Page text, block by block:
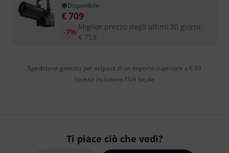
Disponibile
€709
Miglior prezzo degli ultimi 30 giorni:
€ 759
-7%
Spedizione gratuita per acquisti di un importo superiore a € 99
I prezzi includono l'IVA locale
Ti piace ciò che vedi?